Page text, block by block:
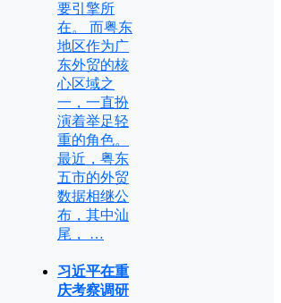
要引擎所
在。 而粤东
地区作为广
东外贸的核
心区域之
一，一直扮
演着举足轻
重的角色。
最近，粤东
五市的外贸
数据相继公
布，其中汕
尾， …
习近平在重
庆考察调研